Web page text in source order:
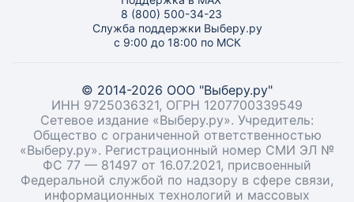
8 (800) 500-34-23
Служба поддержки Выберу.ру
с 9:00 до 18:00 по МСК
© 2014-2026 ООО "Выберу.ру"
ИНН 9725036321, ОГРН 1207700339549
Сетевое издание «Выберу.ру». Учредитель:
Общество с ограниченной ответственностью
«Выберу.ру». Регистрационный номер СМИ ЭЛ №
ФС 77 — 81497 от 16.07.2021, присвоенный
Федеральной службой по надзору в сфере связи,
информационных технологий и массовых